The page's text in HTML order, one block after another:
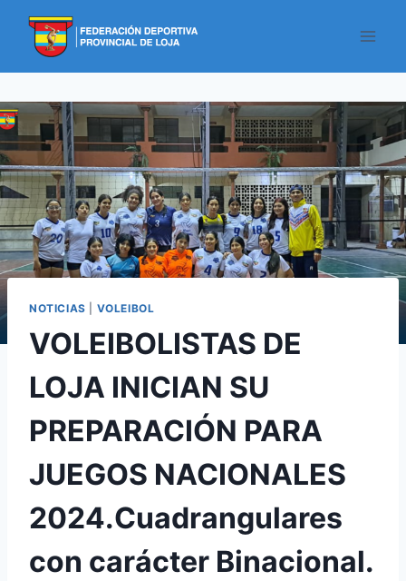
NOTICIAS VOLEIBOL
VOLEIBOLISTAS DE
LOJA INICIAN SU
PREPARACIÓN PARA
JUEGOS NACIONALES
2024.Cuadrangulares
con carácter Binacional.